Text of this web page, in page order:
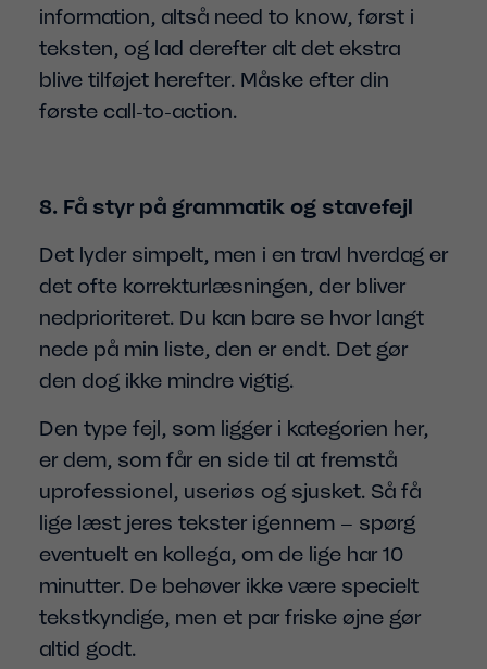
information, altså need to know, først i
teksten, og lad derefter alt det ekstra
blive tilføjet herefter. Måske efter din
første call-to-action.
8. Få styr på grammatik og stavefejl
Det lyder simpelt, men i en travl hverdag er
det ofte korrekturlæsningen, der bliver
nedprioriteret. Du kan bare se hvor langt
nede på min liste, den er endt. Det gør
den dog ikke mindre vigtig.
Den type fejl, som ligger i kategorien her,
er dem, som får en side til at fremstå
uprofessionel, useriøs og sjusket. Så få
lige læst jeres tekster igennem – spørg
eventuelt en kollega, om de lige har 10
minutter. De behøver ikke være specielt
tekstkyndige, men et par friske øjne gør
altid godt.